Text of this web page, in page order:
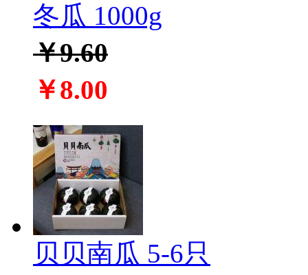
冬瓜 1000g
￥9.60
￥8.00
贝贝南瓜 5-6只